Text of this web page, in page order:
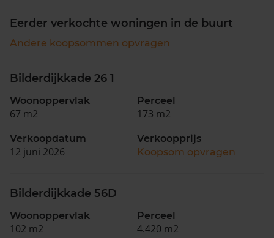
Eerder verkochte woningen in de buurt
Andere koopsommen opvragen
Bilderdijkkade 26 1
Woonoppervlak
67 m2
Perceel
173 m2
Verkoopdatum
12 juni 2026
Verkoopprijs
Koopsom opvragen
Bilderdijkkade 56D
Woonoppervlak
102 m2
Perceel
4.420 m2